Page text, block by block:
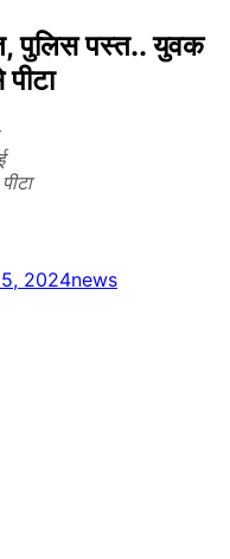
पुलिस पस्त.. युवक
2024news